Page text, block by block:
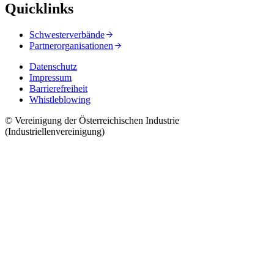
Quicklinks
Schwesterverbände
Partnerorganisationen
Datenschutz
Impressum
Barrierefreiheit
Whistleblowing
© Vereinigung der Österreichischen Industrie
(Industriellenvereinigung)